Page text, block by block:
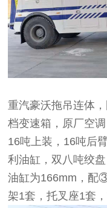
重汽豪沃拖吊连体
档变速箱，原厂空
16吨上装，16吨后
利油缸，双八吨绞
油缸为166mm，配
架1套，托叉座1套